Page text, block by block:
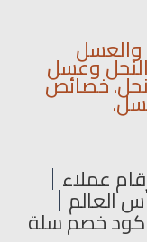
وعسل
خصائص
عملاء
العالم
كود خصم سلة